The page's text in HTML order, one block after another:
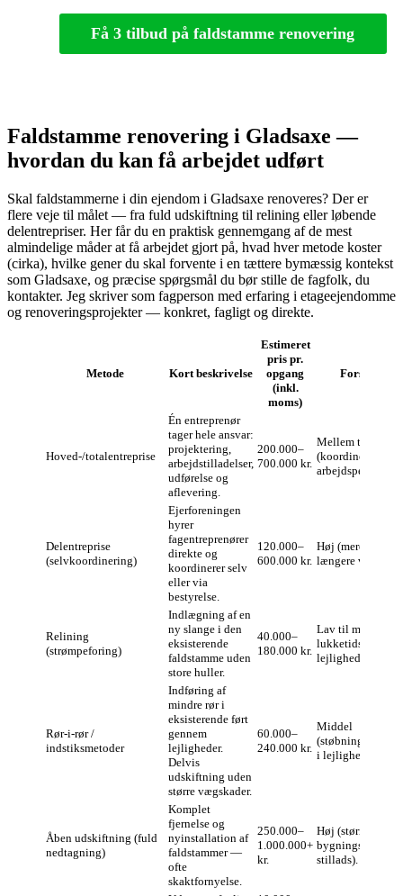
Få 3 tilbud på faldstamme renovering
Faldstamme renovering i Gladsaxe —
hvordan du kan få arbejdet udført
Skal faldstammerne i din ejendom i Gladsaxe renoveres? Der er
flere veje til målet — fra fuld udskiftning til relining eller løbende
delentrepriser. Her får du en praktisk gennemgang af de mest
almindelige måder at få arbejdet gjort på, hvad hver metode koster
(cirka), hvilke gener du skal forvente i en tættere bymæssig kontekst
som Gladsaxe, og præcise spørgsmål du bør stille de fagfolk, du
kontakter. Jeg skriver som fagperson med erfaring i etageejendomme
og renoveringsprojekter — konkret, fagligt og direkte.
Metode Kort beskrivelse
Estimeret
pris pr.
opgang
(inkl.
moms)
Forstyrrelse
Hoved‑/totalentreprise
Én entreprenør
tager hele ansvar:
projektering,
arbejdstilladelser,
udførelse og
aflevering.
200.000–
700.000 kr.
Mellem til høj
(koordineret
arbejdsperiode).
Delentreprise
(selvkoordinering)
Ejerforeningen
hyrer
fagentreprenører
direkte og
koordinerer selv
eller via
bestyrelse.
120.000–
600.000 kr.
Høj (mere spredt,
længere
Relining
(strømpeforing)
Indlægning af en
ny slange i den
eksisterende
faldstamme uden
store huller.
40.000–
180.000 kr.
Lav til middel
lukketidsvinduer
lejlighed).
Rør‑i‑rør /
indstiksmetoder
Indføring af
mindre rør i
eksisterende ført
gennem
lejligheder.
Delvis
udskiftning uden
større vægskader.
60.000–
240.000 kr.
Middel
(støbning/
i lejligheder).
Åben udskiftning (fuld
nedtagning)
Komplet
fjernelse og
nyinstallation af
faldstammer —
ofte
skaktfornyelse.
250.000–
1.000.000+
kr.
Høj (større
stillads).